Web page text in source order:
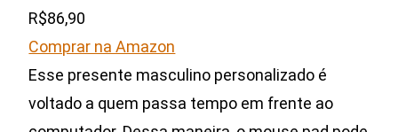
R$86,90
Comprar na Amazon
Esse presente masculino personalizado é
voltado a quem passa tempo em frente ao